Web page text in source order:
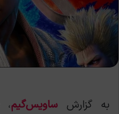
به گزارش ساویس‌گیم